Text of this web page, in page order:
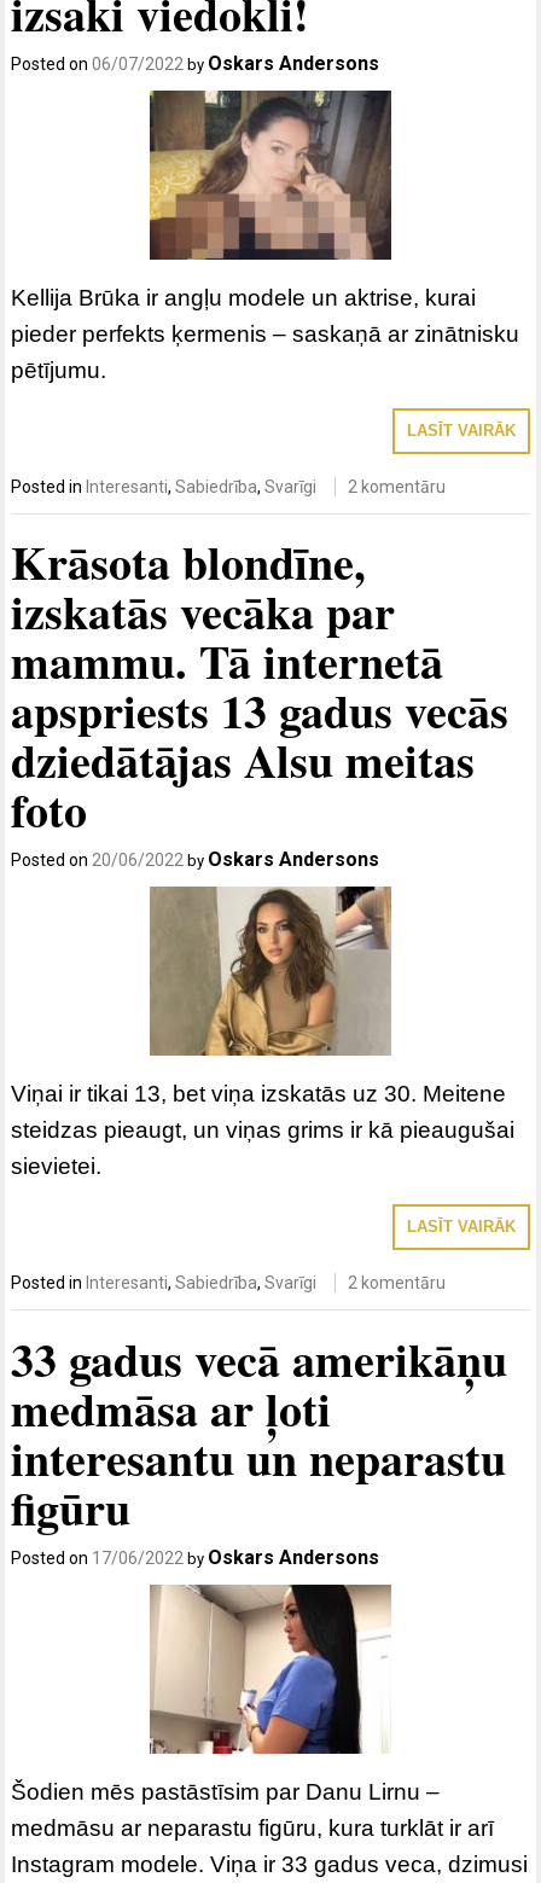
izsaki viedokli!
Posted on06/07/2022 by Oskars Andersons
Kellija Brūka ir angļu modele un aktrise, kurai
pieder perfekts ķermenis – saskaņā ar zinātnisku
pētījumu.
LASĪT VAIRĀK
Posted in Interesanti,Sabiedrība,Svarīgi 2 komentāru
Krāsota blondīne,
izskatās vecāka par
mammu. Tā internetā
apspriests 13 gadus vecās
dziedātājas Alsu meitas
foto
Posted on20/06/2022 by Oskars Andersons
Viņai ir tikai 13, bet viņa izskatās uz 30. Meitene
steidzas pieaugt, un viņas grims ir kā pieaugušai
sievietei.
LASĪT VAIRĀK
Posted in Interesanti,Sabiedrība,Svarīgi 2 komentāru
33 gadus vecā amerikāņu
medmāsa ar ļoti
interesantu un neparastu
figūru
Posted on 17/06/2022 by Oskars Andersons
Šodien mēs pastāstīsim par Danu Lirnu –
medmāsu ar neparastu figūru, kura turklāt ir arī
Instagram modele. Viņa ir 33 gadus veca, dzimusi